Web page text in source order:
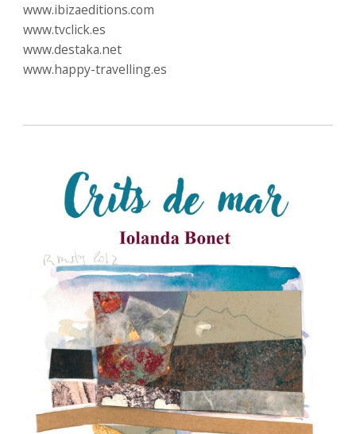
www.ibizaeditions.com
www.tvclick.es
www.destaka.net
www.happy-travelling.es